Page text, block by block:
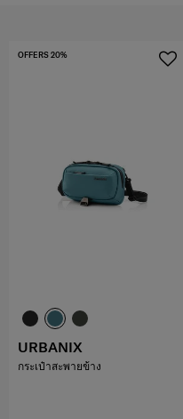
OFFERS 20%
URBANIX
กระเป๋าสะพายข้าง